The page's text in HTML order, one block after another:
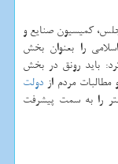
كمیسیون صنایع و
را بعنوان بخش
باید رونق در بخش
مردم از دولت
را به سمت پیشرفت